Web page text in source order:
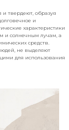
и твердеют, образуя
и
характеристики
и солнечным лучам, а
средств.
не выделяют
для использования